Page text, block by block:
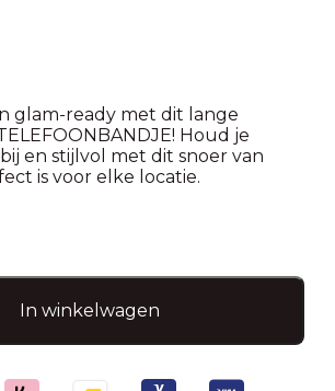
glam-ready met dit lange
Houd je
en stijlvol met dit snoer van
is voor elke locatie.
In winkelwagen